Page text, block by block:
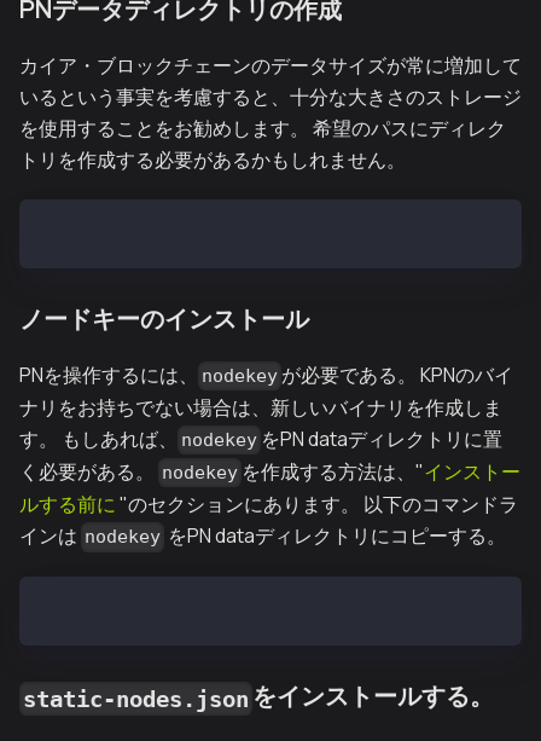
PNデータディレクトリの作成
カイア・ブロックチェーンのデータサイズが常に増加して
いるという事実を考慮すると、十分な大きさのストレージ
を使用することをお勧めします。 希望のパスにディレク
トリを作成する必要があるかもしれません。
ノードキーのインストール
PNを操作するには、 nodekey が必要である。 KPNのバイ
ナリをお持ちでない場合は、新しいバイナリを作成しま
す。 もしあれば、
nodekey をPN dataディレクトリに置
く必要がある。
nodekey を作成する方法は、"インストー
ルする前に"のセクションにあります。 以下のコマンドラ
インは nodekey をPN dataディレクトリにコピーする。
static-nodes.json をインストールする。